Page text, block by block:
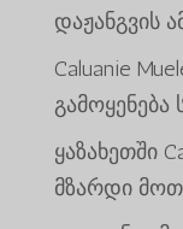
დაჟანგვის
Caluanie
გამოყენება
ყაზახეთში
მზარდი